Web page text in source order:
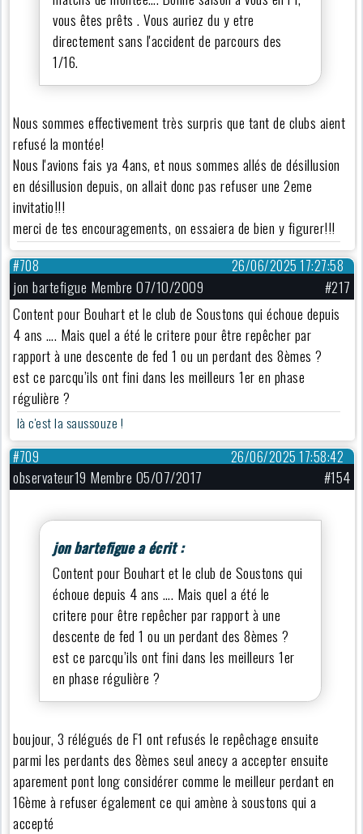
vous êtes prêts . Vous auriez du y etre
directement sans l'accident de parcours des
1/16.
Nous sommes effectivement très surpris que tant de clubs aient
refusé la montée!
Nous l'avions fais ya 4ans, et nous sommes allés de désillusion
en désillusion depuis, on allait donc pas refuser une 2eme
invitatio!!!
merci de tes encouragements, on essaiera de bien y figurer!!!
26/06/2025 17:27:58
#708
jon bartefigue Membre 07/10/2009
#217
Content pour Bouhart et le club de Soustons qui échoue depuis
4 ans …. Mais quel a été le critere pour être repêcher par
rapport à une descente de fed 1 ou un perdant des 8èmes ?
est ce parcqu’ils ont fini dans les meilleurs 1er en phase
régulière ?
là c'est la saussouze !
26/06/2025 17:58:42
#709
observateur19 Membre 05/07/2017 #154
jon bartefigue a écrit :
Content pour Bouhart et le club de Soustons qui
échoue depuis 4 ans …. Mais quel a été le
critere pour être repêcher par rapport à une
descente de fed 1 ou un perdant des 8èmes ?
est ce parcqu’ils ont fini dans les meilleurs 1er
en phase régulière ?
boujour, 3 rélégués de F1 ont refusés le repêchage ensuite
parmi les perdants des 8èmes seul anecy a accepter ensuite
aparement pont long considérer comme le meilleur perdant en
16ème à refuser également ce qui amène à soustons qui a
accepté